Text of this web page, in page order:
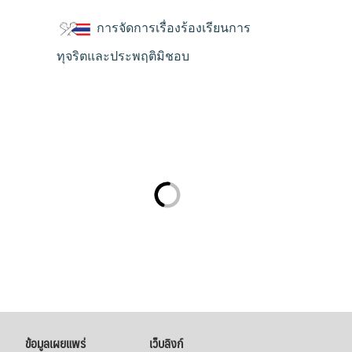
การจัดการเรื่องร้องเรียนการ
ทุจริตและประพฤติมิชอบ
ข้อมูลเผยแพร่ เว็บลิงก์